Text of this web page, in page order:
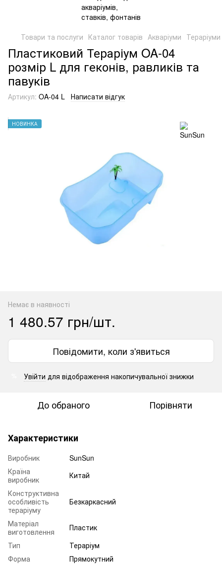
Товари та послуги Каталог товарів Акваріуми Тераріуми
Пластиковий Тераріум OA-04
розмір L для геконів, равликів та
павуків
Артикул: OA-04 L Написати відгук
НОВИНКА
Немає в наявності
1 480.57 грн/шт.
Повідомити, коли з'явиться
Увійти для відображення накопичувальної знижки
До обраного Порівняти
Характеристики
Виробник
SunSun
Країна
виробник
Китай
Конструктивна
особливість
тераріуму
Безкаркасний
Матеріал
виготовлення
Пластик
Тип
Тераріум
Форма
Прямокутний